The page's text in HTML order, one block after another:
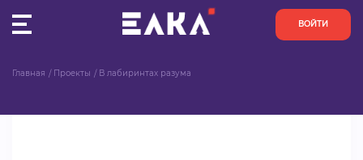
ВОЙТИ
Главная Проекты В лабиринтах разума